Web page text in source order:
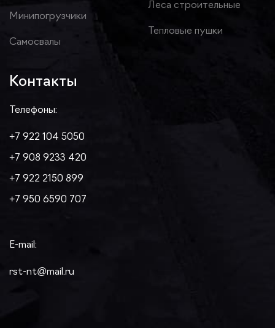
Минипогрузчики
Самосвалы
Леса строительные
Тепловые пушки
Контакты
Телефоны:
+7 922 104 5050
+7 908 9233 420
+7 922 2150 899
+7 950 6590 707
E-mail:
rst-nt@mail.ru